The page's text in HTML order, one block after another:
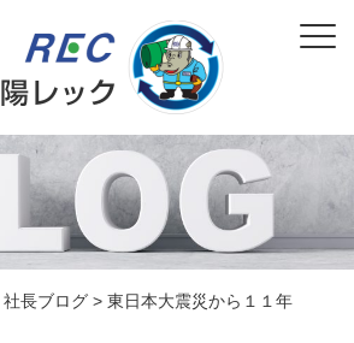
社長ブログ > 東日本大震災から１１年